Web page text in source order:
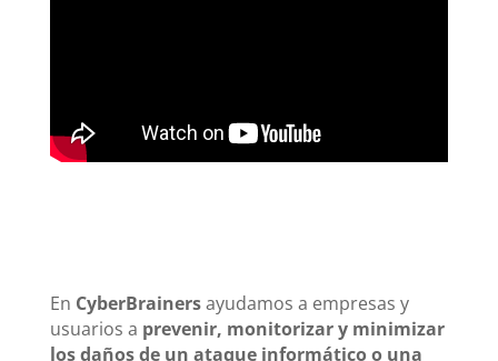
En CyberBrainersayudamos a empresas y
usuarios a prevenir, monitorizar y minimizar
los daños de un ataque informático o una